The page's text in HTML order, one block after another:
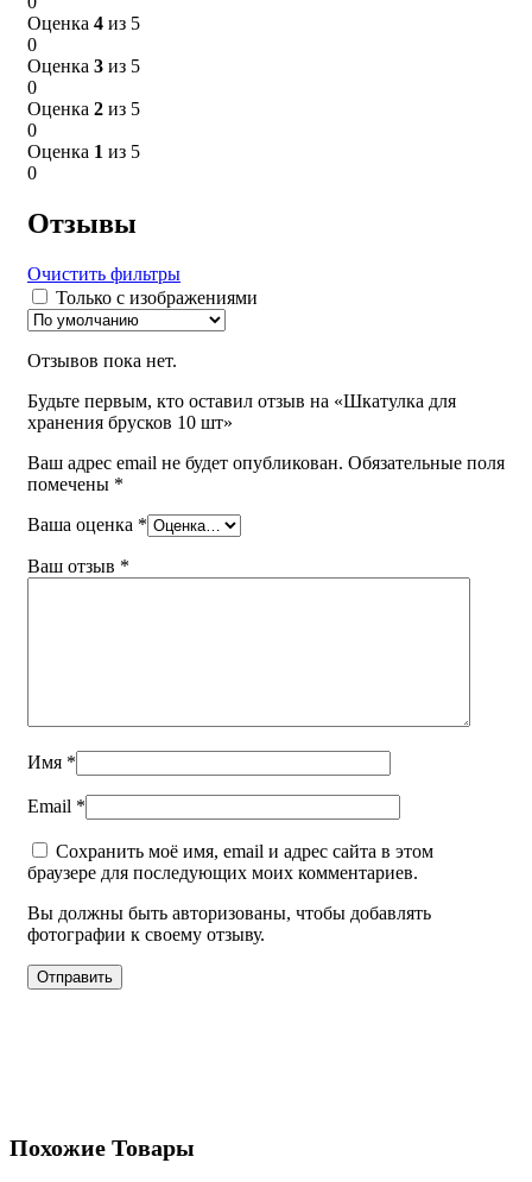
Оценка 4 из 5
0
Оценка 3 из 5
0
Оценка 2 из 5
0
Оценка 1 из 5
0
Отзывы
Очистить фильтры
Только с изображениями
Отзывов пока нет.
Будьте первым, кто оставил отзыв на «Шкатулка для
хранения брусков 10 шт»
Ваш адрес email не будет опубликован. Обязательные поля
помечены *
Ваша оценка *
Ваш отзыв *
Имя *
Email *
Сохранить моё имя, email и адрес сайта в этом
браузере для последующих моих комментариев.
Вы должны быть авторизованы, чтобы добавлять
фотографии к своему отзыву.
Похожие Товары